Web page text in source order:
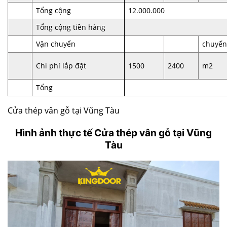
Tổng cộng
12.000.000
Tổng cộng tiền hàng
Vận chuyển
chuyến
Chi phí lắp đặt 1500 2400 m2
Tổng
Cửa thép vân gỗ tại Vũng Tàu
Hình ảnh thực tếCửa thép vân gỗ tại Vũng
Tàu